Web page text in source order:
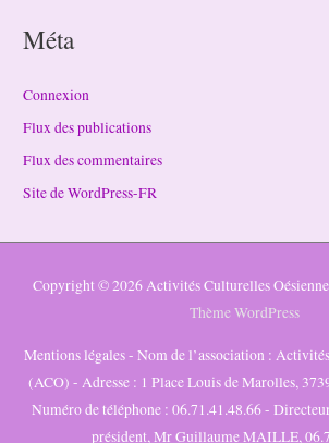
Méta
Connexion
Flux des publications
Flux des commentaires
Site de WordPress-FR
Copyright © 2026Activités Culturelles
Thème WordPress
Mentions légales - Nom de l’association :
(ACO) - Adresse : 1 Place Louis de Marolles,
Numéro de téléphone : 06.71.41.48.66 -
président, Mr Guillaume MAILLE,